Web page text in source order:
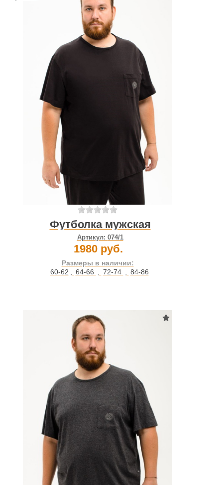
Футболка мужская
Артикул: 074/1
1980 руб.
Размеры в наличии:
60-62
64-66 72-74 84-86